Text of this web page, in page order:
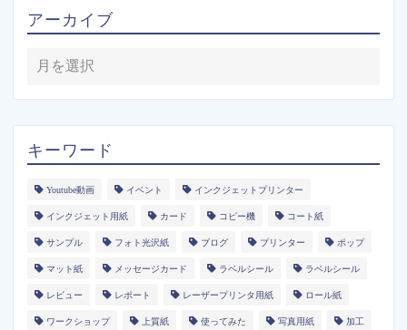
アーカイブ
キーワード
Youtube動画 イベント インクジェットプリンター
インクジェット用紙 カード コピー機 コート紙
サンプル フォト光沢紙 ブログ プリンター ポップ
マット紙 メッセージカード ラベルシール ラベルシール
レビュー レポート レーザープリンタ用紙 ロール紙
ワークショップ 上質紙 使ってみた 写真用紙 加工